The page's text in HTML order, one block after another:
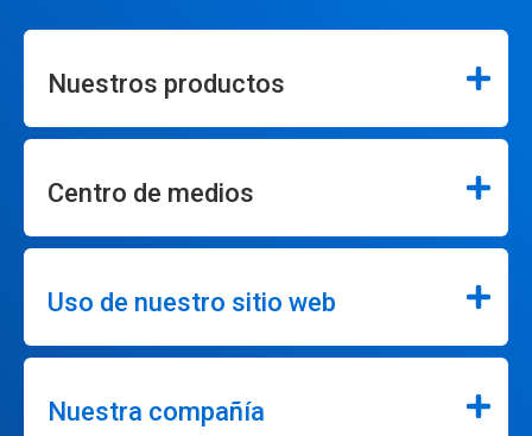
Nuestros productos
Centro de medios
Uso de nuestro sitio web
Nuestra compañía